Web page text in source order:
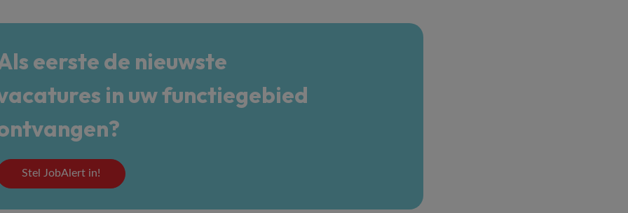
eerste de nieuwste
in uw functiegebied
Stel JobAlert in!